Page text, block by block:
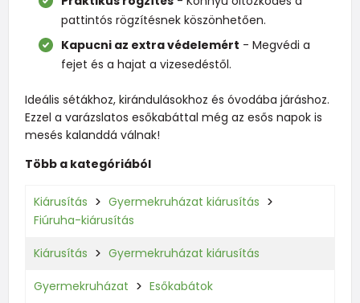
pattintós rögzítésnek köszönhetően.
Kapucni az extra védelemért - Megvédi a
fejet és a hajat a vizesedéstől.
Ideális sétákhoz, kirándulásokhoz és óvodába járáshoz.
Ezzel a varázslatos esőkabáttal még az esős napok is
mesés kalanddá válnak!
Több a kategóriából
Kiárusítás
Gyermekruházat kiárusítás
Fiúruha-kiárusítás
Kiárusítás Gyermekruházat kiárusítás
Gyermekruházat Esőkabátok